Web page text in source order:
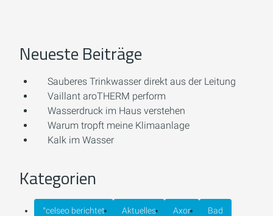
Neueste Beiträge
Sauberes Trinkwasser direkt aus der Leitung
Vaillant aroTHERM perform
Wasserdruck im Haus verstehen
Warum tropft meine Klimaanlage
Kalk im Wasser
Kategorien
°celseo berichtet Aktuelles Axor Bad